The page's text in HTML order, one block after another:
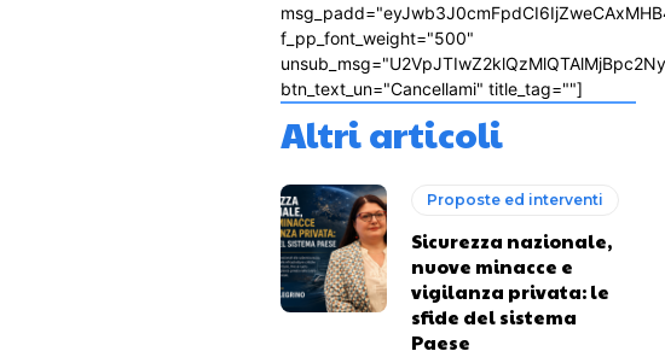
f_pp_font_weight="500"
btn_text_un="Cancellami" title_tag=""]
Altri articoli
Proposte ed interventi
Sicurezza nazionale,
nuove minacce e
vigilanza privata: le
sfide del sistema
Paese